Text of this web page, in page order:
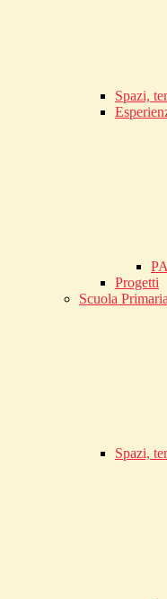
Spazi,
Progetti
Scuola
Spazi,